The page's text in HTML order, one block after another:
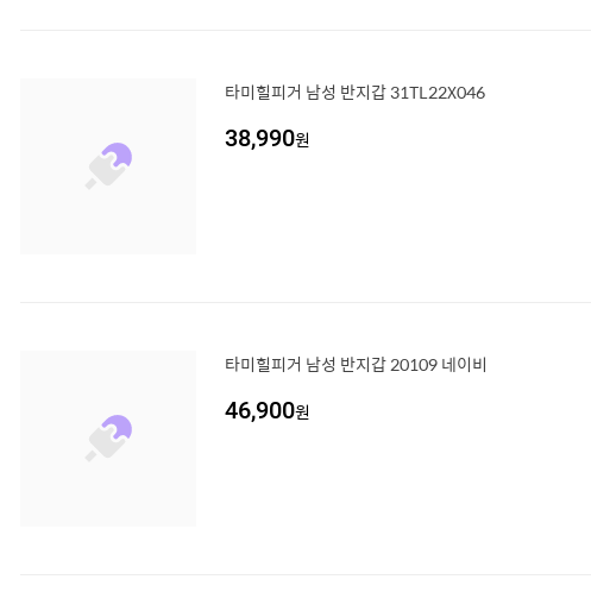
타미힐피거 남성 반지갑 31TL22X046
38,990원
타미힐피거 남성 반지갑 20109 네이비
46,900원